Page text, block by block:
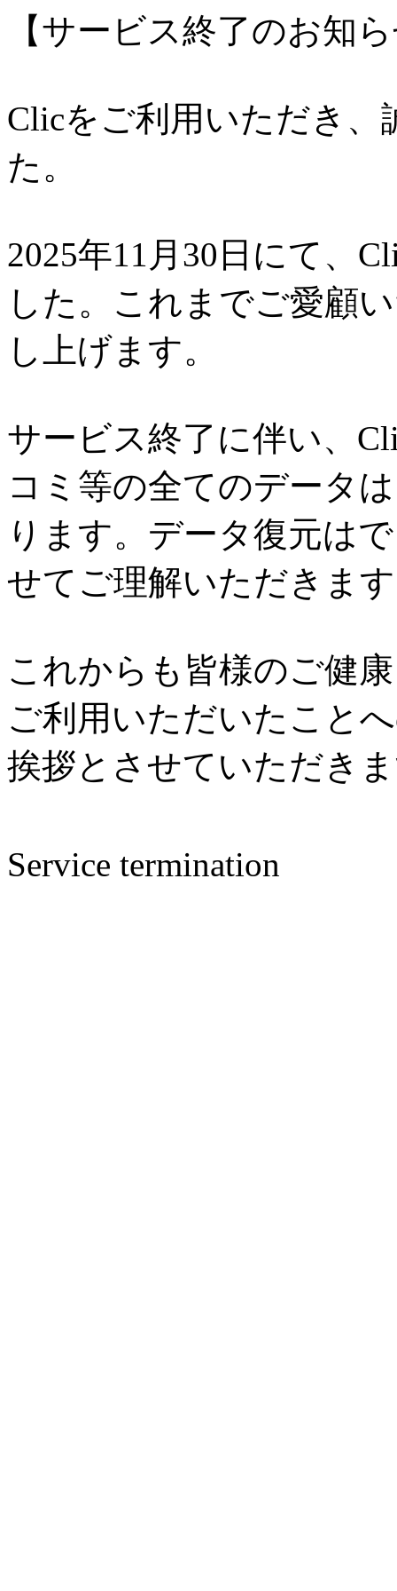
【サービス終了のお知
Clicをご利用いただき
た。
2025年11月30日にて、
した。これまでご愛顧
し上げます。
サービス終了に伴い、
コミ等の全てのデータ
ります。データ復元は
せてご理解いただきま
これからも皆様のご健
ご利用いただいたこと
挨拶とさせていただき
Service termination